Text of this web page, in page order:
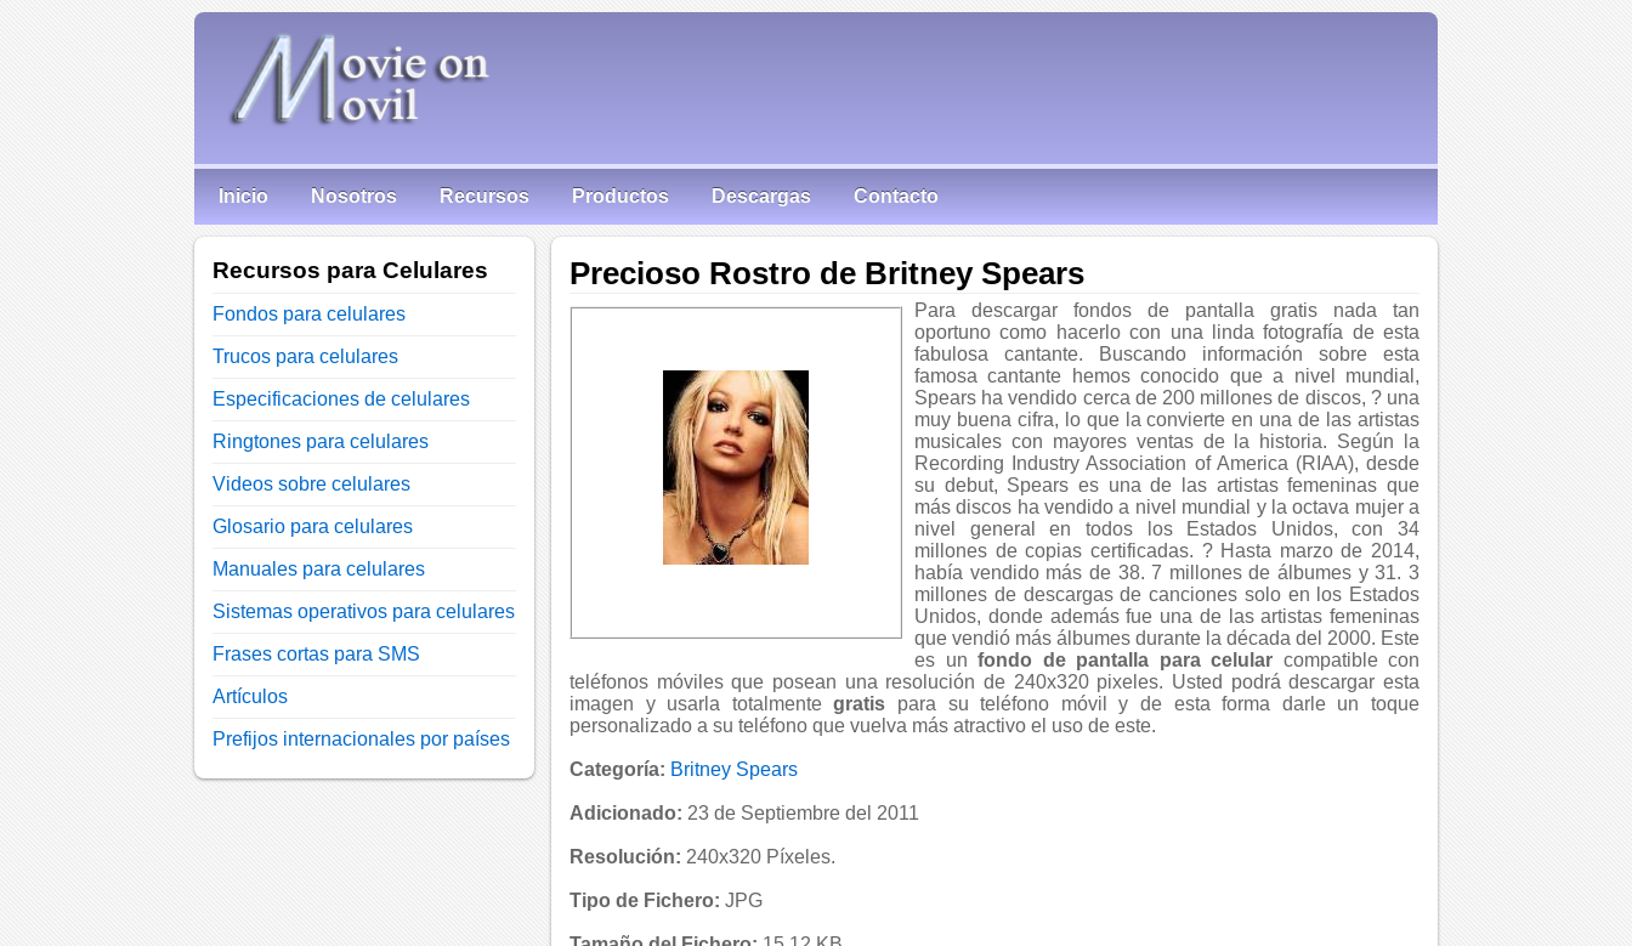
Inicio Nosotros Recursos Productos Descargas Contacto
Precioso Rostro de Britney Spears
Para descargar fondos de pantalla gratis nada tan
oportuno como hacerlo con una linda fotografía de esta
fabulosa cantante. Buscando información sobre esta
famosa cantante hemos conocido que a nivel mundial,
Spears ha vendido cerca de 200 millones de discos, ? una
muy buena cifra, lo que la convierte en una de las artistas
musicales con mayores ventas de la historia. Según la
Recording Industry Association of America (RIAA), desde
su debut, Spears es una de las artistas femeninas que
más discos ha vendido a nivel mundial y la octava mujer a
nivel general en todos los Estados Unidos, con 34
millones de copias certificadas. ? Hasta marzo de 2014,
había vendido más de 38. 7 millones de álbumes y 31. 3
millones de descargas de canciones solo en los Estados
Unidos, donde además fue una de las artistas femeninas
que vendió más álbumes durante la década del 2000. Este
es un fondo de pantalla para celular compatible con
teléfonos móviles que posean una resolución de 240x320 pixeles. Usted podrá descargar esta
imagen y usarla totalmentegratis para su teléfono móvil y de esta forma darle un toque
personalizado a su teléfono que vuelva más atractivo el uso de este.
Categoría: Britney Spears
Adicionado: 23 de Septiembre del 2011
Resolución: 240x320 Píxeles.
Tipo de Fichero: JPG
Recursos para Celulares
Fondos para celulares
Trucos para celulares
Especificaciones de celulares
Ringtones para celulares
Videos sobre celulares
Glosario para celulares
Manuales para celulares
Sistemas operativos para celulares
Frases cortas para SMS
Artículos
Prefijos internacionales por países